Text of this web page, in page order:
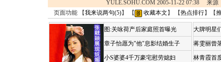
YULE.SOHU.COM 2005-11-22 07:38 来源
页面功能 【我来说两句(5)】 【 收藏本文 】 【热点排行】【
图:关咏荷产后家庭照首曝光
章子怡愿为"他"息影结婚生子
小S婆婆4千万豪宅慰劳媳妇
大牌明星
蒋雯丽曾
林青霞首